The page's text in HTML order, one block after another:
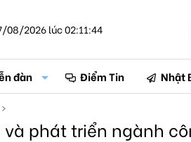
08/2026 lúc 02:11:44
đàn Điểm Tin Nhật
phát triển ngành